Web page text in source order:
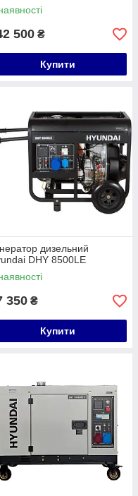
500 ₴
Купити
дизельний
DHY 8500LE
350 ₴
Купити